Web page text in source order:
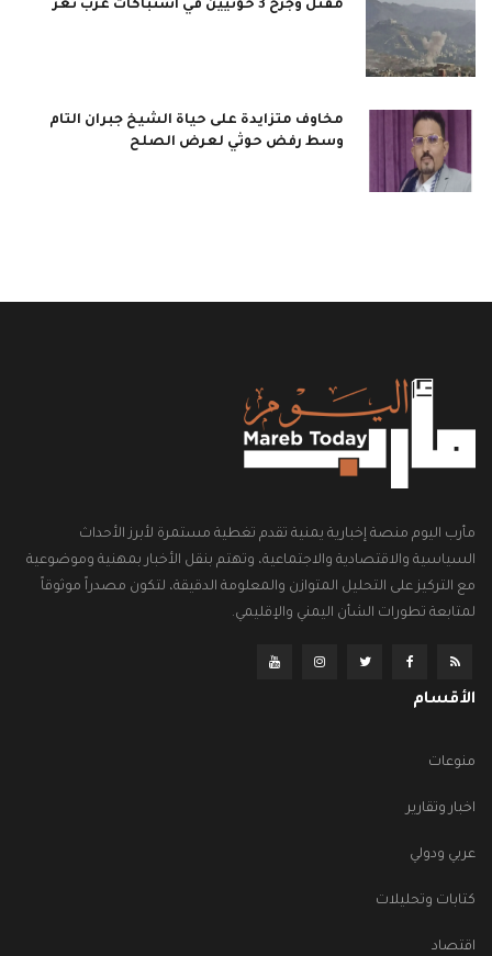
مقتل وجرح 3 حوثيين في اشتباكات غرب تعز
مخاوف متزايدة على حياة الشيخ جبران التام
وسط رفض حوثي لعرض الصلح
مأرب اليوم منصة إخبارية يمنية تقدم تغطية مستمرة لأبرز الأحداث
السياسية والاقتصادية والاجتماعية، وتهتم بنقل الأخبار بمهنية وموضوعية
مع التركيز على التحليل المتوازن والمعلومة الدقيقة، لتكون مصدراً موثوقاً
لمتابعة تطورات الشأن اليمني والإقليمي.
الأقسام
منوعات
اخبار وتقارير
عربي ودولي
كتابات وتحليلات
اقتصاد